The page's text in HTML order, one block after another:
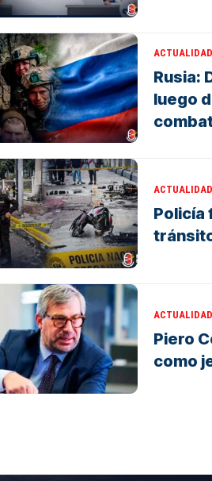
ACTUALIDAD
Rusia:
luego
ACTUALIDAD
Policía
ACTUALIDAD
Piero
como